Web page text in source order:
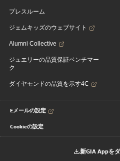
プレスルーム
ジェムキッズのウェブサイト
Alumni Collective
ジュエリーの品質保証ベンチマー
ク
ダイヤモンドの品質を示す4C
Eメールの設定
Cookieの設定
新GIA Appを